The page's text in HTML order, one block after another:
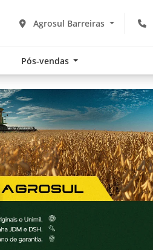
Agrosul Barreiras
Pós-vendas